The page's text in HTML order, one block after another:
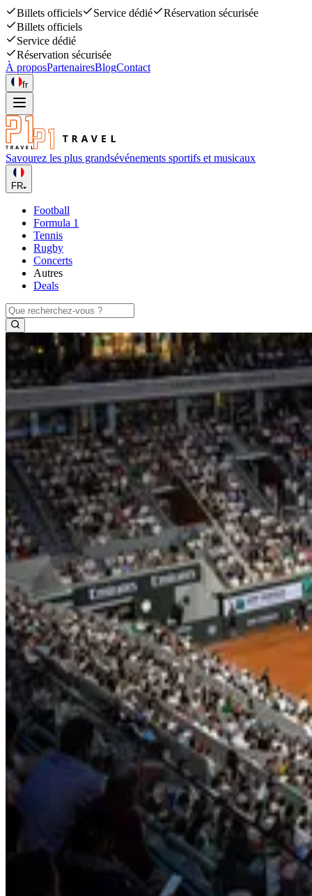
Billets officiels Service dédié
Réservation sécurisée
Billets officiels
Service dédié
Réservation sécurisée
À proposPartenairesBlogContact
fr
Savourez les plus grandsévénements sportifs et musicaux
FR
Football
Formula 1
Tennis
Rugby
Concerts
Autres
Deals